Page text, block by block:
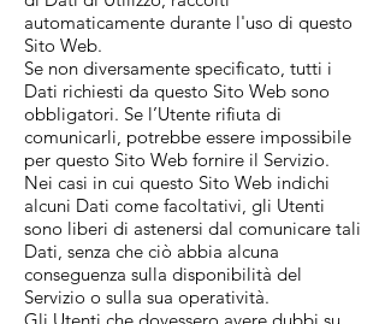
automaticamente durante l'uso di questo
Sito Web.
Se non diversamente specificato, tutti i
Dati richiesti da questo Sito Web sono
obbligatori. Se l’Utente rifiuta di
comunicarli, potrebbe essere impossibile
per questo Sito Web fornire il Servizio.
Nei casi in cui questo Sito Web indichi
alcuni Dati come facoltativi, gli Utenti
sono liberi di astenersi dal comunicare tali
Dati, senza che ciò abbia alcuna
conseguenza sulla disponibilità del
Servizio o sulla sua operatività.